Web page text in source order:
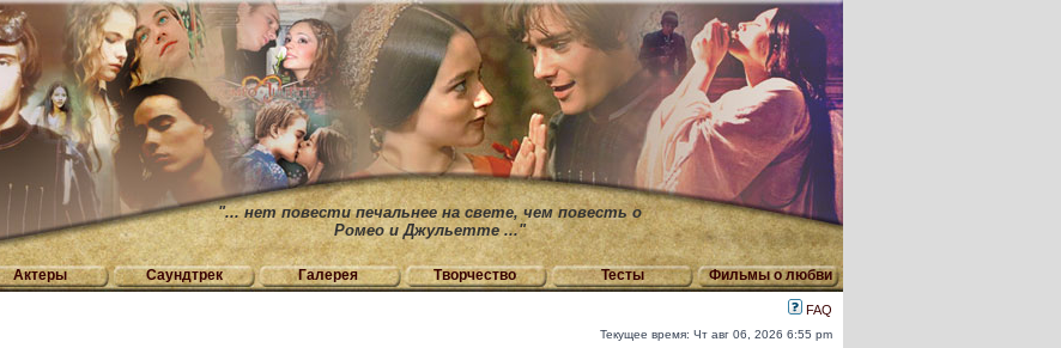
"... нет повести печальнее на свете, чем повесть о
Ромео и Джульетте ..."
Актеры Саундтрек Галерея Творчество Тесты Фильмы о любви
FAQ
Текущее время: Чт авг 06, 2026 6:55 pm